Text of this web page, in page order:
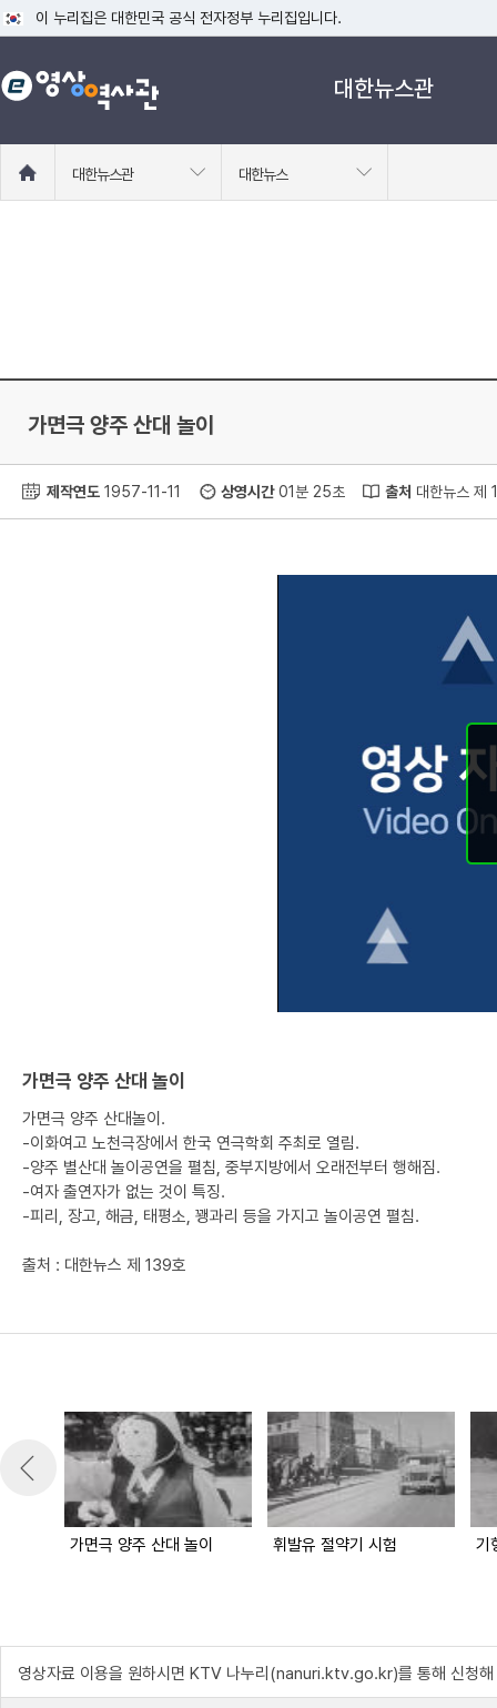
이 누리집은 대한민국 공식 전자정부 누리집입니다.
공식 누리집 주소 확인하기
go.kr 주소를 사용하는 누리집은 대한민국 정부기관이 관리하는 누리집입니
대한뉴스관
로
대한뉴스관 대한뉴스
가면극 양주 산대 놀이
제작연도 1957-11-11 상영시간01분 25초 출처 대한뉴스 제
가면극 양주 산대 놀이
가면극 양주 산대놀이.
-이화여고 노천극장에서 한국 연극학회 주최로 열림.
-양주 별산대 놀이공연을 펼침, 중부지방에서 오래전부터 행해짐.
-여자 출연자가 없는 것이 특징.
-피리, 장고, 해금, 태평소, 꽹과리 등을 가지고 놀이공연 펼침.
출처 : 대한뉴스 제 139호
가면극 양주 산대 놀이 휘발유 절약기 시험 기
영상자료 이용을 원하시면 KTV 나누리(nanuri.ktv.go.kr)를 통해 신청해